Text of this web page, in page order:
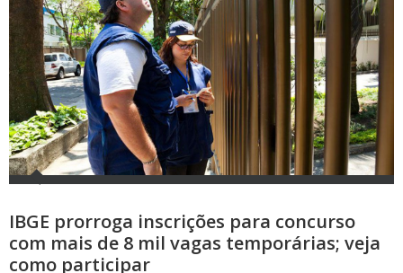
IBGE prorroga inscrições para concurso
com mais de 8 mil vagas temporárias; veja
como participar